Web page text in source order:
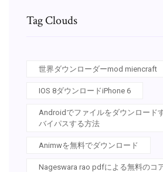
Tag Clouds
世界ダウンローダーmod miencraft
IOS 8ダウンロードiPhone 6
Androidでファイルをダウンロード
バイパスする方法
Animwを無料でダウンロード
Nageswara rao pdfによる無料のコ